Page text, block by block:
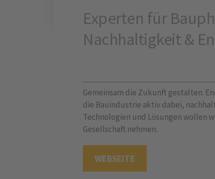
Experten für
Nachhaltigkeit &
Gemeinsam die Zukunft gestalten.
die Bauindustrie aktiv dabei,
Technologien und Lösungen wollen
Gesellschaft nehmen.
WEBSEITE